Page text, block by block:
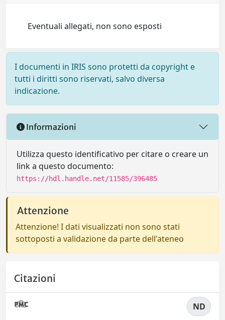
Eventuali allegati, non sono esposti
I documenti in IRIS sono protetti da copyright e
tutti i diritti sono riservati, salvo diversa
indicazione.
Informazioni
Utilizza questo identificativo per citare o creare un
link a questo documento:
https://hdl.handle.net/11585/396485
Attenzione
Attenzione! I dati visualizzati non sono stati
sottoposti a validazione da parte dell'ateneo
Citazioni
ND